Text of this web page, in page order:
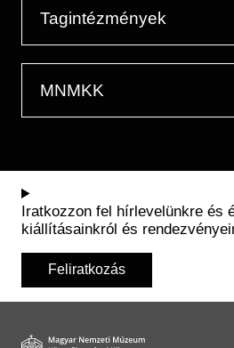
Tagintézmények
MNMKK
Iratkozzon fel hírlevelünkre és
kiállításainkról és
Feliratkozás